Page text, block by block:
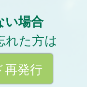
い場合
れた方は
再発行